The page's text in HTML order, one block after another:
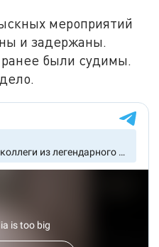
мероприятий
и задержаны.
ранее были судимы.